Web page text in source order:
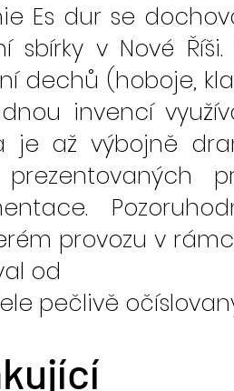
Es dur se
sbírky v Nové
dechů (hoboje,
invencí
je až výbojně
provozu v
od
pečlivě